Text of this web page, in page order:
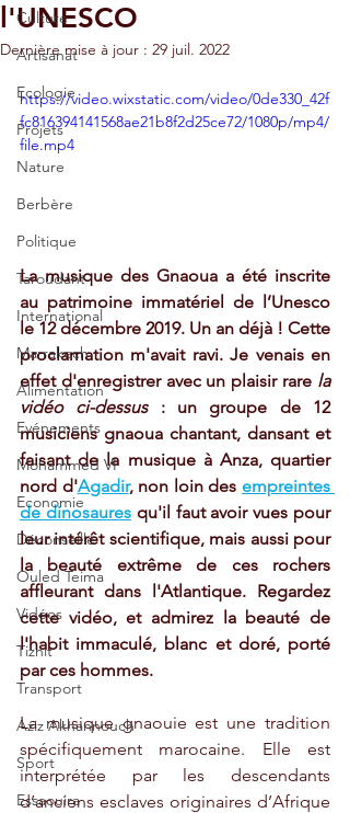
Culture
Artisanat
Ecologie
Projets
Nature
Berbère
Politique
Taroudant
International
Marrakech
Alimentation
Evénements
Mohammed VI
Economie
Déconseillé
Ouled Teima
Vidéos
Tiznit
Transport
Aziz Akhannouch
Sport
Essaouira
l'UNESCO
Dernière mise à jour : 29 juil. 2022
https://video.wixstatic.com/video/0de330_42f
fc816394141568ae21b8f2d25ce72/1080p/mp4/
file.mp4
La musique des Gnaoua a été inscrite
au patrimoine immatériel de l’Unesco
le 12 décembre 2019. Un an déjà ! Cette
proclamation m'avait ravi. Je venais en
effet d'enregistrer avec un plaisir rare la
vidéo ci-dessus : un groupe de 12
musiciens gnaoua chantant, dansant et
faisant de la musique à Anza, quartier
nord d'Agadir, non loin des empreintes
de dinosaures qu'il faut avoir vues pour
leur intérêt scientifique, mais aussi pour
la beauté extrême de ces rochers
affleurant dans l'Atlantique. Regardez
cette vidéo, et admirez la beauté de
l'habit immaculé, blanc et doré, porté
par ces hommes.
La musique gnaouie est une tradition
spécifiquement marocaine. Elle est
interprétée par les descendants
d’anciens esclaves originaires d’Afrique